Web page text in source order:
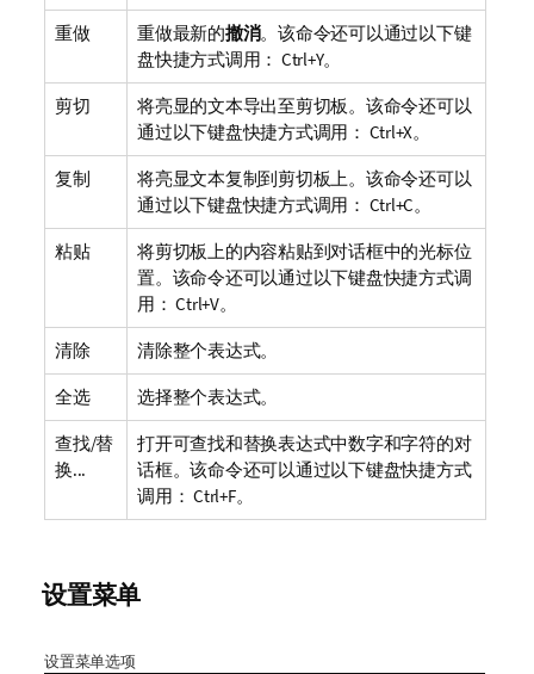
重做 重做最新的撤消。该命令还可以通过以下键
盘快捷方式调用： Ctrl+Y。
剪切
将亮显的文本导出至剪切板。该命令还可以
通过以下键盘快捷方式调用： Ctrl+X。
复制
将亮显文本复制到剪切板上。该命令还可以
通过以下键盘快捷方式调用： Ctrl+C。
粘贴
将剪切板上的内容粘贴到对话框中的光标位
置。该命令还可以通过以下键盘快捷方式调
用： Ctrl+V。
清除 清除整个表达式。
全选 选择整个表达式。
查找/替
换...
打开可查找和替换表达式中数字和字符的对
话框。该命令还可以通过以下键盘快捷方式
调用： Ctrl+F。
设置菜单
设置菜单选项